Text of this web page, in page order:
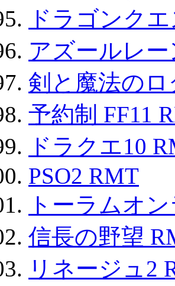
ドラゴンク
アズールレ
剣と魔法のロ
予約制 FF11
ドラクエ10
PSO2 RMT
トーラムオ
信長の野望
リネージュ2